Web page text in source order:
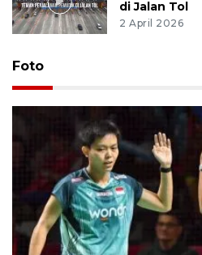
di Jalan Tol
2 April 2026
Foto